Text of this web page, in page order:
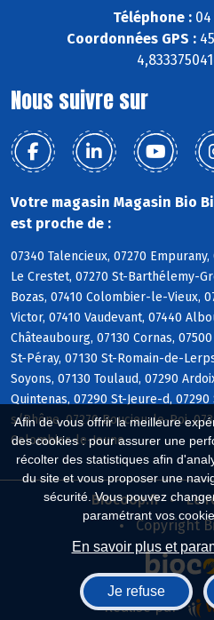
Afin de vous offrir la meilleure
des cookies : pour assurer une
récolter des statistiques afin
du site et vous proposer une
sécurité. Vous pouvez
paramétrant vos
En savoir plus et
Je refuse
Téléphone :04
Coordonnées GPS :
Nous suivre sur
Votre magasin Magasin Bio
est proche de :
07340 Talencieux, 07270
Le Crestet, 07270 St-Barthélemy-
Bozas, 07410 Colombier-le-Vieux,
Victor, 07410 Vaudevant, 07440
Châteaubourg, 07130 Cornas,
St-Péray, 07130 St-Romain-de-
Soyons, 07130 Toulaud, 07290
Quintenas, 07290 St-Jeure-d,
s/Rhône, 07270 Boucieu-le-Roi,
Colombier-le-Jeune
Biocoop.fr
Le
Copyright
Réalisé par